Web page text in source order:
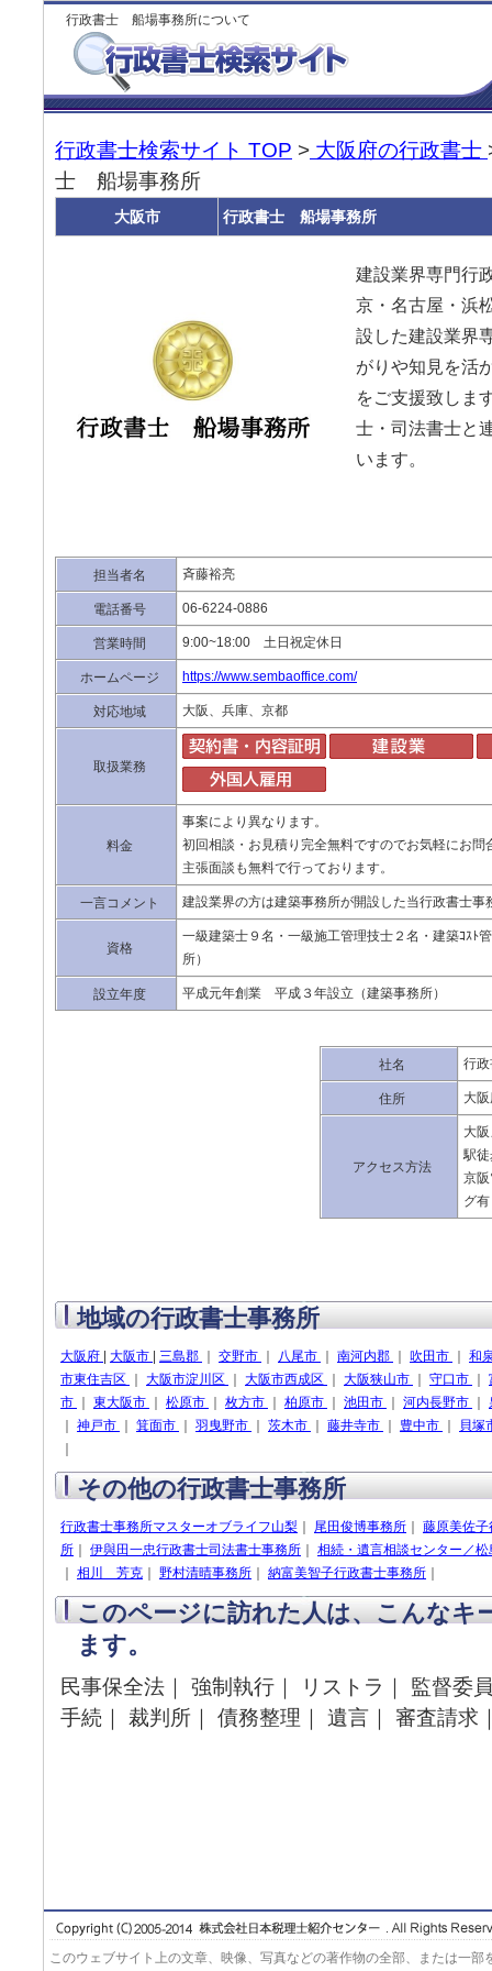
行政書士 船場事務所について
行政書士検索サイト TOP > 大阪府の行政書士
士 船場事務所
大阪市 行政書士 船場事務所
建設業界専門行
京・名古屋・浜
設した建設業界
がりや知見を活
をご支援致しま
士・司法書士と
います。
担当者名 斉藤裕亮
電話番号 06-6224-0886
営業時間 9:00~18:00 土日祝定休日
ホームページ https://www.sembaoffice.com/
対応地域 大阪、兵庫、京都
取扱業務
料金
事案により異なります。
初回相談・お見積り完全無料ですのでお気軽にお問
主張面談も無料で行っております。
一言コメント 建設業界の方は建築事務所が開設した当行政書士
資格
一級建築士９名・一級施工管理技士２名・建築ｺｽﾄ
所）
設立年度 平成元年創業 平成３年設立（建築事務所）
社名 行
住所 大
アクセス方法
大
駅
京
グ有
地域の行政書士事務所
大阪府 大阪市 三島郡 交野市 八尾市 南河内郡 吹田市
和
市東住吉区
大阪市淀川区 大阪市西成区 大阪狭山市 守口市
市
東大阪市 松原市 枚方市 柏原市 池田市 河内長野市
神戸市 箕面市 羽曳野市 茨木市 藤井寺市 豊中市
貝塚
その他の行政書士事務所
行政書士事務所マスターオブライフ山梨 尾田俊博事務所
藤原美佐
所
伊與田一忠行政書士司法書士事務所
相続・遺言相談センター／
相川 芳克 野村清晴事務所 納富美智子行政書士事務所
このページに訪れた人は、こんなキ
ます。
民事保全法｜ 強制執行｜ リストラ｜ 監督委
手続｜ 裁判所｜ 債務整理｜ 遺言｜ 審査請求
このウェブサイト上の文章、映像、写真などの著作物の全部、または一